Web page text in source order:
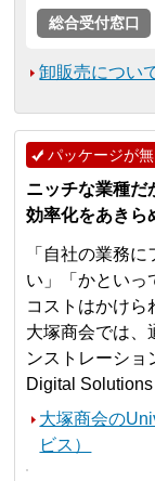
総合受付窓口
卸販売につい
パッケージが
ニッチな業種
効率化をあきら
「自社の業務
い」「かといっ
コストはかけら
大塚商会では、
ンストレーショ
Digital
大塚商会の
ビス）